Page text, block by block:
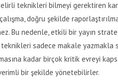
teknikleri bilmeyi gerektiren
doğru şekilde
Bu nedenle, etkili bir yayın
sadece makale yazmakla
kadar birçok kritik evreyi
bir şekilde yönetebilirler.